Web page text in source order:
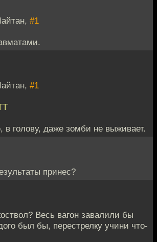
#1
#1
в голову, даже зомби не выживает.
принес?
Весь вагон завалили бы
был бы, перестрелку учини что-